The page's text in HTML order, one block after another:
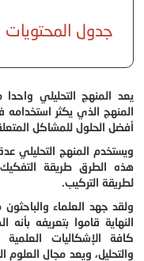
جدول المحتويات
يعد المنهج التحليلي
المنهج الذي يكثر استخدامه
أفضل الحلول للمشاكل
ويستخدم المنهج التحليلي
هذه الطرق طريقة
لطريقة التركيب.
ولقد جهد العلماء
النهاية قاموا بتعريفه
كافة الإشكاليات
والتحليل، ويعد مجال